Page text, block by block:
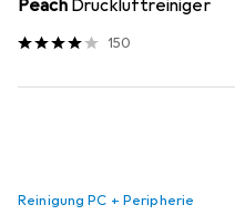
Peach Druckluftreiniger
150
Reinigung PC + Peripherie